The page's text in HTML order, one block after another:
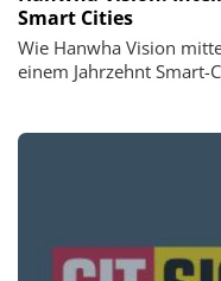
Smart Cities
Wie Hanwha Vision
einem Jahrzehnt Smart-